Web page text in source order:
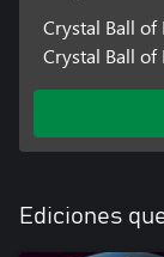
Crystal Ball
Crystal Ball of
Ediciones